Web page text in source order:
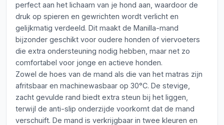
perfect aan het lichaam van je hond aan, waardoor de
druk op spieren en gewrichten wordt verlicht en
gelijkmatig verdeeld. Dit maakt de Manilla-mand
bijzonder geschikt voor oudere honden of viervoeters
die extra ondersteuning nodig hebben, maar net zo
comfortabel voor jonge en actieve honden.
Zowel de hoes van de mand als die van het matras zijn
afritsbaar en machinewasbaar op 30°C. De stevige,
zacht gevulde rand biedt extra steun bij het liggen,
terwijl de anti-slip onderzijde voorkomt dat de mand
verschuift. De mand is verkrijgbaar in twee kleuren en